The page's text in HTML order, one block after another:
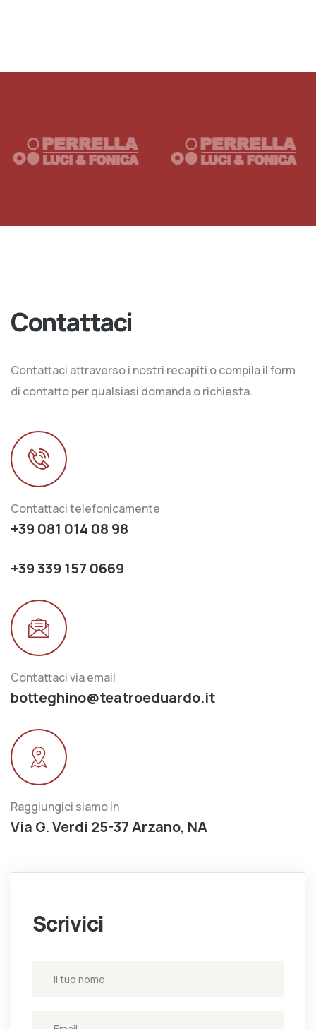
Contattaci
Contattaci attraverso i nostri recapiti o compila il form
di contatto per qualsiasi domanda o richiesta.
Contattaci telefonicamente
+39 081 014 08 98
+39 339 157 0669
Contattaci via email
botteghino@teatroeduardo.it
Raggiungici siamo in
Via G. Verdi 25-37 Arzano, NA
Scrivici